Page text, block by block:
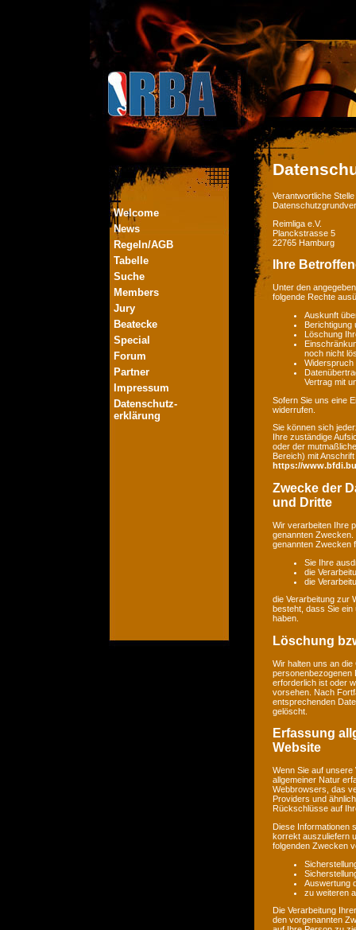
Welcome
News
Regeln/AGB
Tabelle
Suche
Members
Jury
Beatecke
Special
Forum
Partner
Impressum
Datenschutz-
erklärung
Verantwortliche
Reimliga e.V.
Planckstrasse 5
22765 Hamburg
Ihre
Unter den
folgende Rechte
Auskunft
Berichtigung
Löschung
noch nicht
Widerspruch
Vertrag mit
Sofern Sie uns eine
widerrufen.
Sie können sich
Ihre zuständige
oder der
Bereich) mit
https://
Zwecke der
und Dritte
Wir verarbeiten Ihre
genannten
genannten Zwecken
Sie Ihre
die
die
die Verarbeitung zur
besteht, dass Sie
haben.
Löschung
Wir halten uns an
personenbezogenen
erforderlich ist oder
vorsehen. Nach
entsprechenden
gelöscht.
Erfassung
Website
Wenn Sie auf
allgemeiner Natur
Webbrowsers, das
Providers und
Rückschlüsse auf
Diese Informationen
korrekt auszuliefern
folgenden Zwecken
Auswertung
zu weiteren
Die Verarbeitung
den vorgenannten